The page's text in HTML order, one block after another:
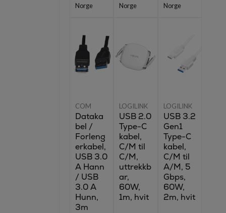
Norge Norge Norge
COM
Dataka
bel /
Forleng
erkabel,
USB 3.0
A Hann
/ USB
3.0 A
Hunn,
3m
LOGILINK
USB 2.0
Type-C
kabel,
C/M til
C/M,
uttrekkb
ar,
60W,
1m, hvit
LOGILINK
USB 3.2
Gen1
Type-C
kabel,
C/M til
A/M, 5
Gbps,
60W,
2m, hvit